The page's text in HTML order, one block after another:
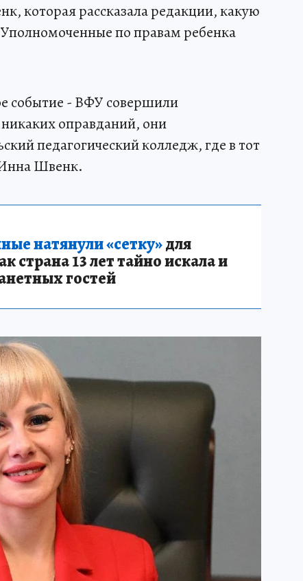
которая рассказала редакции, какую
по правам ребенка
событие - ВФУ совершили
оправданий, они
педагогический колледж, где в тот
Инна Швенк.
натянули «сетку»для
страна 13 лет тайно искала и
гостей